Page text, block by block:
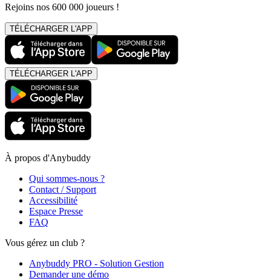
Rejoins nos 600 000 joueurs !
TÉLÉCHARGER L'APP
TÉLÉCHARGER L'APP
À propos d'Anybuddy
Qui sommes-nous ?
Contact / Support
Accessibilité
Espace Presse
FAQ
Vous gérez un club ?
Anybuddy PRO - Solution Gestion
Demander une démo